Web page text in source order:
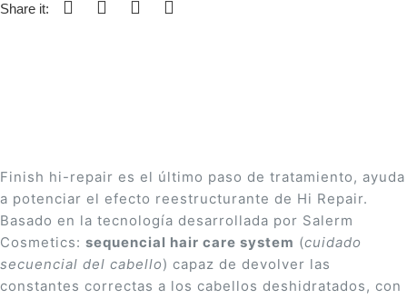
Share it:
Finish hi-repair es el último paso de tratamiento, ayuda
a potenciar el efecto reestructurante de Hi Repair.
Basado en la tecnologí­a desarrollada por Salerm
Cosmetics: sequencial hair care system (cuidado
secuencial del cabello) capaz de devolver las
constantes correctas a los cabellos deshidratados, con